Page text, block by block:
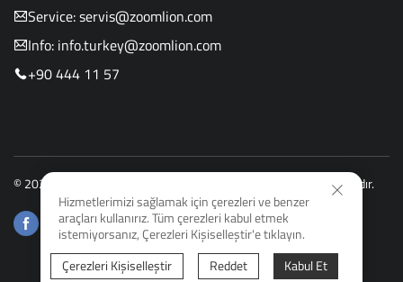
Service:servis@zoomlion.com
Info: info.turkey@zoomlion.com
+90 444 11 57
© 2026 Zoomlion Agriculture Machinery Co., Ltd. Tüm hakları saklıdır.
Hizmetlerimizi sağlamak için çerezleri ve benzer
araçları kullanırız. Tüm çerezleri kabul etmek
istemiyorsanız, Çerezleri Kişiselleştir'e tıklayın.
Çerezleri Kişiselleştir
Reddet Kabul Et